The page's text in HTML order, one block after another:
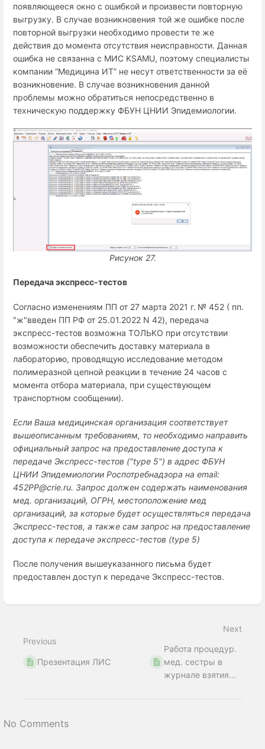
появляющееся окно с ошибкой и произвести повторную
выгрузку. В случае возникновения той же ошибке после
повторной выгрузки необходимо провести те же
действия до момента отсутствия неисправности. Данная
ошибка не связанна с МИС KSAMU, поэтому специалисты
компании “Медицина ИТ” не несут ответственности за её
возникновение. В случае возникновения данной
проблемы можно обратиться непосредственно в
техническую поддержку ФБУН ЦНИИ Эпидемиологии.
Рисунок 27.
Передача экспресс-тестов
Согласно изменениям ПП от 27 марта 2021 г. № 452 ( пп.
"ж"введен ПП РФ от 25.01.2022 N 42), передача
экспресс-тестов возможна ТОЛЬКО при отсутствии
возможности обеспечить доставку материала в
лабораторию, проводящую исследование методом
полимеразной цепной реакции в течение 24 часов с
момента отбора материала, при существующем
транспортном сообщении).
Если Ваша медицинская организация соответствует
вышеописанным требованиям, то необходимо направить
официальный запрос на предоставление доступа к
передаче Экспресс-тестов ("type 5") в адрес ФБУН
ЦНИИ Эпидемиологии Роспотребнадзора на email:
452PP@crie.ru. Запрос должен содержать наименования
мед. организаций, ОГРН, местоположение мед
организаций, за которые будет осуществляться передача
Экспресс-тестов, а также сам запрос на предоставление
доступа к передаче экспресс-тестов (type 5)
После получения вышеуказанного письма будет
предоставлен доступ к передаче Экспресс-тестов.
Previous
Презентация ЛИС
Next
Работа процедур.
мед. сестры в
журнале взятия...
No Comments